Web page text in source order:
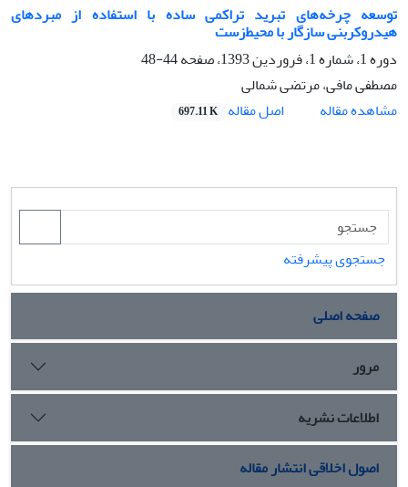
توسعه چرخه‌های تبرید تراکمی ساده با استفاده از مبردهای
هیدروکربنی سازگار با محیط‌زست
دوره 1، شماره 1، فروردین 1393، صفحه
44-48
مصطفی مافی، مرتضی شمالی
مشاهده مقاله
اصل مقاله 697.11 K
جستجوی پیشرفته
صفحه اصلی
مرور
اطلاعات نشریه
اصول اخلاقی انتشار مقاله